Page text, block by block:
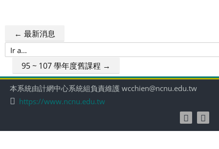
← 最新消息
95 ~ 107 學年度舊課程 →
本系統由計網中心系統組負責維護 wcchien@ncnu.edu.tw
https://www.ncnu.edu.tw